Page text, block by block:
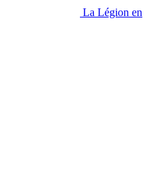
La Légion en